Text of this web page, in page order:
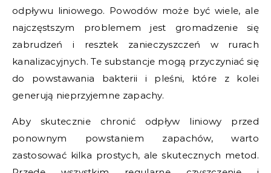
odpływu liniowego. Powodów może być wiele, ale
najczęstszym problemem jest gromadzenie się
zabrudzeń i resztek zanieczyszczeń w rurach
kanalizacyjnych. Te substancje mogą przyczyniać się
do powstawania bakterii i pleśni, które z kolei
generują nieprzyjemne zapachy.
Aby skutecznie chronić odpływ liniowy przed
ponownym powstaniem zapachów, warto
zastosować kilka prostych, ale skutecznych metod.